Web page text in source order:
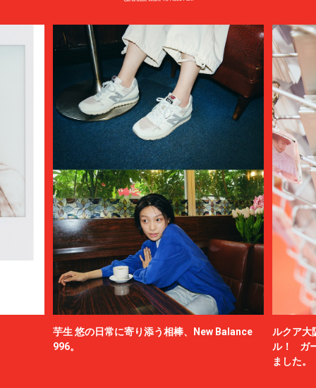
芋生 悠の日常に寄り添う相棒、New Balance
996。
ルクア大
ル！ ガ
ました。